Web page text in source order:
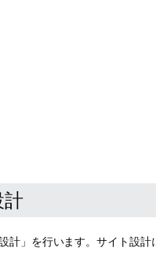
計
計」を行います。サイト設